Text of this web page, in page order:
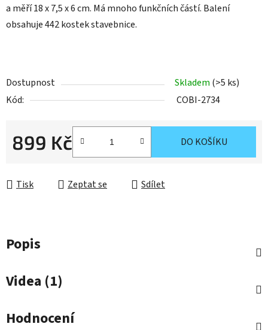
a měří 18 x 7,5 x 6 cm. Má mnoho funkčních částí. Balení
obsahuje 442 kostek stavebnice.
Dostupnost Skladem (>5 ks)
Kód:
COBI-2734
899 Kč DO KOŠÍKU
Tisk Zeptat se Sdílet
Popis
Videa (1)
Hodnocení